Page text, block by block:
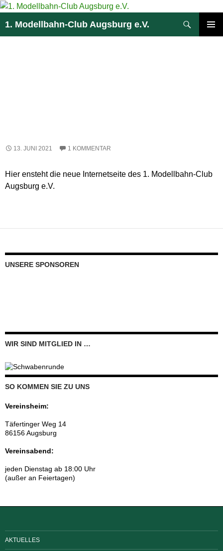
Zum
springen
1. Modellbahn-Club Augsburg e.V.
13. JUNI 2021 1 KOMMENTAR
Hier ensteht die neue Internetseite des 1. Modellbahn-Club
Augsburg e.V.
UNSERE SPONSOREN
WIR SIND MITGLIED IN …
SO KOMMEN SIE ZU UNS
Vereinsheim:
Täfertinger Weg 14
86156 Augsburg
Vereinsabend:
jeden Dienstag ab 18:00 Uhr
(außer an Feiertagen)
AKTUELLES